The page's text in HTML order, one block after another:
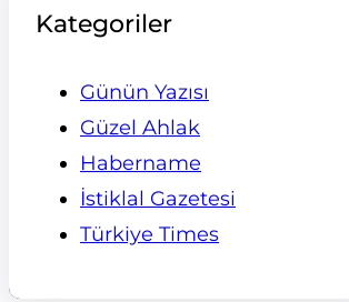
Kategoriler
Günün Yazısı
Güzel Ahlak
Habername
İstiklal Gazetesi
Türkiye Times